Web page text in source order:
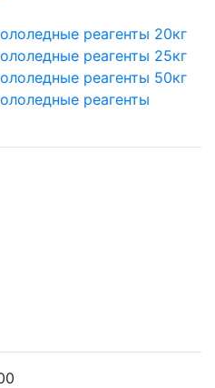
реагенты 20кг
реагенты 25кг
реагенты 50кг
реагенты